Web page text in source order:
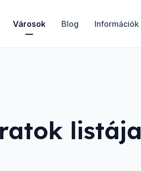
Városok Blog Információk
listája